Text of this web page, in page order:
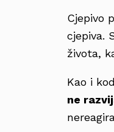
Cjepivo
cjepiva.
života,
Kao i
ne